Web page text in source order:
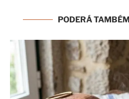
PODERÁ